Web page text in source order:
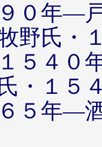
０年―
野氏・
５４０
・１５
５年―